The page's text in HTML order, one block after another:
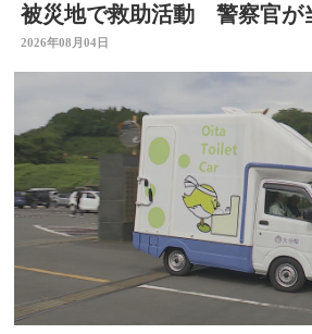
被災地で救助活動 警察官が
る 大分
2026年08月04日